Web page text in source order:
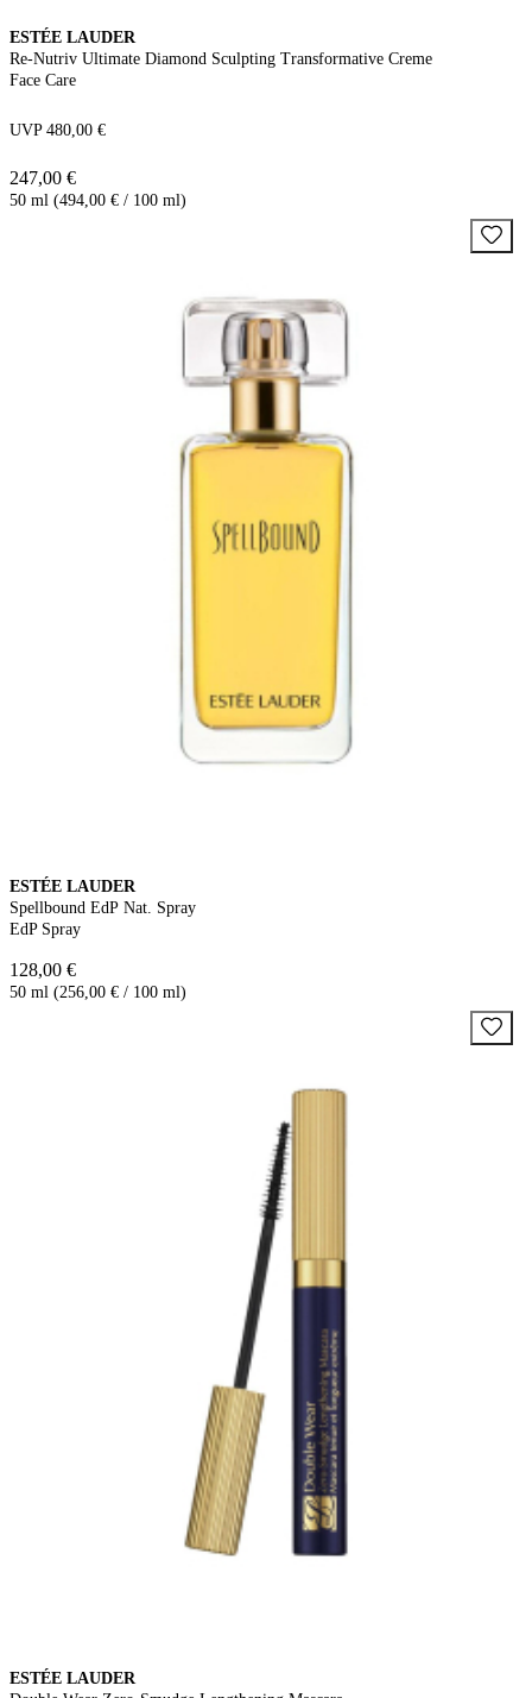
ESTÉE LAUDER
Re-Nutriv Ultimate Diamond Sculpting Transformative Creme
Face Care
UVP 480,00 €
247,00 €
50 ml (494,00 € / 100 ml)
ESTÉE LAUDER
Spellbound EdP Nat. Spray
EdP Spray
128,00 €
50 ml (256,00 € / 100 ml)
ESTÉE LAUDER